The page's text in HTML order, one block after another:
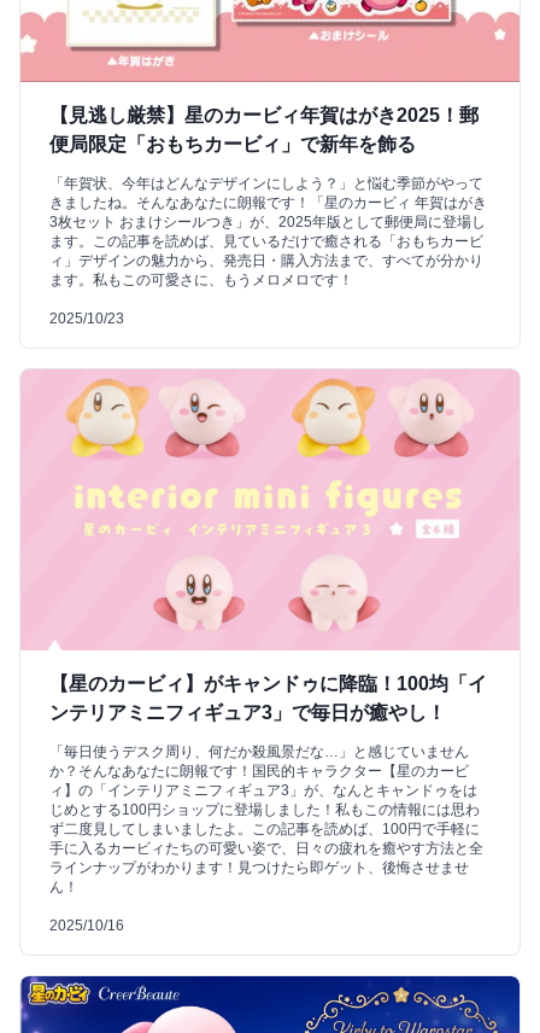
【見逃し厳禁】星のカービィ年賀はがき2025！郵
便局限定「おもちカービィ」で新年を飾る
「年賀状、今年はどんなデザインにしよう？」と悩む季節がやって
きましたね。そんなあなたに朗報です！「星のカービィ 年賀はがき
3枚セット おまけシールつき」が、2025年版として郵便局に登場し
ます。この記事を読めば、見ているだけで癒される「おもちカービ
ィ」デザインの魅力から、発売日・購入方法まで、すべてが分かり
ます。私もこの可愛さに、もうメロメロです！
2025/10/23
【星のカービィ】がキャンドゥに降臨！100均「イ
ンテリアミニフィギュア3」で毎日が癒やし！
「毎日使うデスク周り、何だか殺風景だな…」と感じていません
か？そんなあなたに朗報です！国民的キャラクター【星のカービ
ィ】の「インテリアミニフィギュア3」が、なんとキャンドゥをは
じめとする100円ショップに登場しました！私もこの情報には思わ
ず二度見してしまいましたよ。この記事を読めば、100円で手軽に
手に入るカービィたちの可愛い姿で、日々の疲れを癒やす方法と全
ラインナップがわかります！見つけたら即ゲット、後悔させませ
ん！
2025/10/16